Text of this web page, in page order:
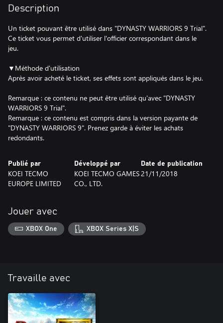
Description
Un ticket pouvant être utilisé dans "DYNASTY WARRIORS 9 Trial".
Ce ticket vous permet d'utiliser l'officier correspondant dans le
jeu.
▼Méthode d'utilisation
Après avoir acheté le ticket, ses effets sont appliqués dans le jeu.
Remarque : ce contenu ne peut être utilisé qu'avec "DYNASTY
WARRIORS 9 Trial".
Remarque : ce contenu est compris dans la version payante de
"DYNASTY WARRIORS 9". Prenez garde à éviter les achats
redondants.
Publié par
KOEI TECMO
EUROPE LIMITED
Développé par
KOEI TECMO GAMES
CO., LTD.
Date de publication
21/11/2018
Jouer avec
XBOX One XBOX Series X|S
Travaille avec